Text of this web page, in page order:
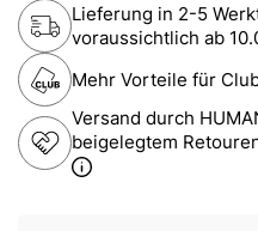
Lieferung in 2-5
voraussichtlich ab
Mehr Vorteile für
Versand durch
beigelegtem